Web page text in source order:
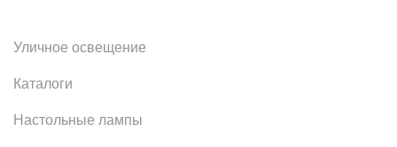
Уличное освещение
Каталоги
Настольные лампы